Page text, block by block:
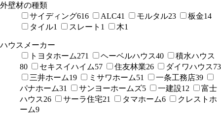
外壁材の種類
サイディング616 ALC41 モルタル23 板金14
タイル1 スレート 1 木1
ハウスメーカー
トヨタホーム271 ヘーベルハウス40
積水ハウス
80
セキスイハイム57 住友林業26 ダイワハウス73
三井ホーム19 ミサワホーム51 一条工務店39
パナホーム31 サンヨーホームズ5 一建設12
富士
ハウス26 サーラ住宅21 タマホーム6
クレストホ
ーム9